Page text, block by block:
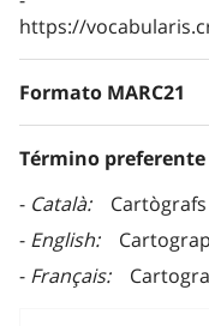
https://
Formato MARC21
Término
Català
Cartògrafs
English
Français